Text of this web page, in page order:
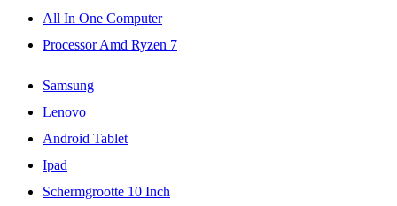
All In One Computer
Processor Amd Ryzen 7
Samsung
Lenovo
Android Tablet
Ipad
Schermgrootte 10 Inch